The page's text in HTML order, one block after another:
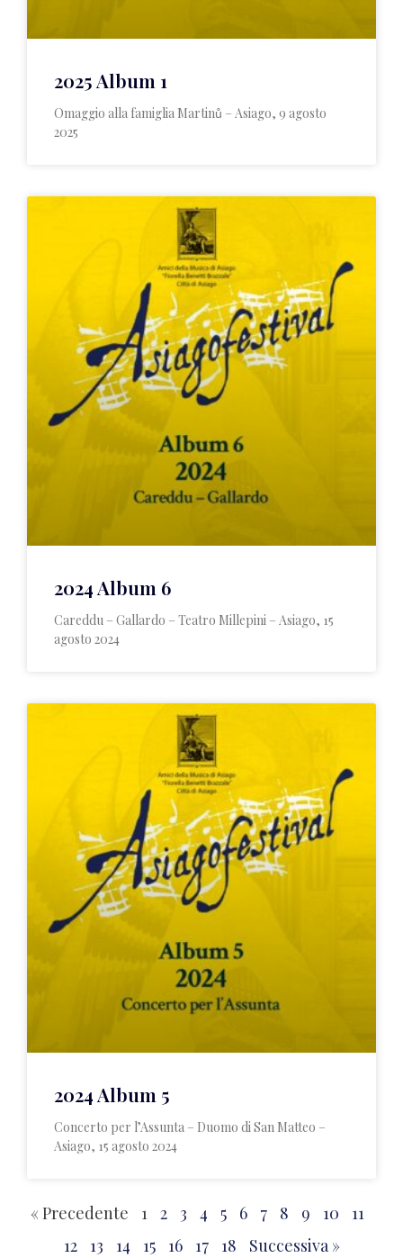
2025 Album 1
Omaggio alla famiglia Martinů – Asiago, 9 agosto
2025
2024 Album 6
Careddu – Gallardo – Teatro Millepini – Asiago, 15
agosto 2024
2024 Album 5
Concerto per l’Assunta – Duomo di San Matteo –
Asiago, 15 agosto 2024
« Precedente 1 2 3 4 5 6 7 8 9 10
11
12
13 14 15 16 17 18 Successiva »